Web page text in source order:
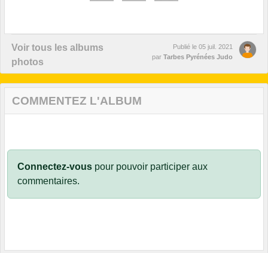
Voir tous les albums
photos
Publié le 05 juil. 2021
par Tarbes Pyrénées Judo
COMMENTEZ L'ALBUM
Connectez-vous pour pouvoir participer aux
commentaires.